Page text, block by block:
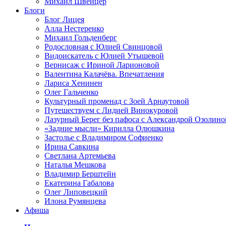
Блоги
Блог Лицея
Алла Нестеренко
Михаил Гольденберг
Родословная с Юлией Свинцовой
Видоискатель с Юлией Утышевой
Вернисаж с Ириной Ларионовой
Валентина Калачёва. Впечатления
Лариса Хенинен
Олег Гальченко
Культурный променад с Зоей Арнаутовой
Путешествуем с Лидией Винокуровой
Лазурный Берег без пафоса с Александрой
«Задние мысли» Кирилла Олюшкина
Застолье с Владимиром Софиенко
Ирина Савкина
Светлана Артемьева
Наталья Мешкова
Владимир Берштейн
Екатерина Габалова
Олег Липовецкий
Илона Румянцева
Афиша